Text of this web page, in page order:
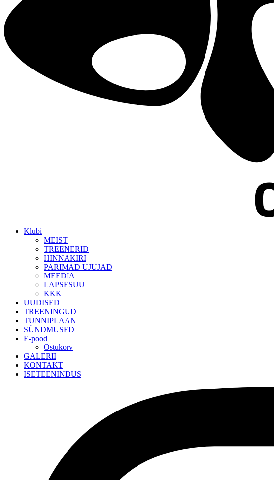
Klubi
MEIST
TREENERID
HINNAKIRI
PARIMAD UJUJAD
MEEDIA
LAPSESUU
KKK
UUDISED
TREENINGUD
TUNNIPLAAN
SÜNDMUSED
E-pood
Ostukorv
GALERII
KONTAKT
ISETEENINDUS